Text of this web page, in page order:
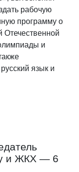
рабочую
программу о
Отечественной
и
язык и
и ЖКХ — 6